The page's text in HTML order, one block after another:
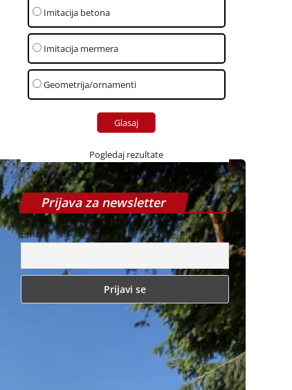
Imitacija betona
Imitacija mermera
Geometrija/ornamenti
Pogledaj rezultate
Prijava za newsletter
Email